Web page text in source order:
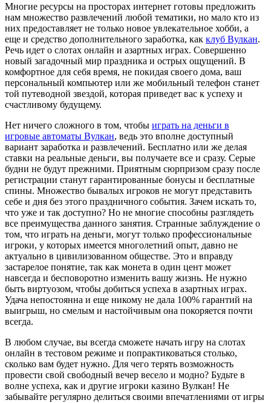
Многие ресурсы на просторах интернет готовы предложить
нам множество развлечений любой тематики, но мало кто из
них предоставляет не только новое увлекательное хобби, а
еще и средство дополнительного заработка, как клуб Вулкан.
Речь идет о слотах онлайн и азартных играх. Совершенно
новый загадочный мир праздника и острых ощущений. В
комфортное для себя время, не покидая своего дома, ваш
персональный компьютер или же мобильный телефон станет
той путеводной звездой, которая приведет вас к успеху и
счастливому будущему.
Нет ничего сложного в том, чтобы играть на деньги в
игровые автоматы Вулкан, ведь это вполне доступный
вариант заработка и развлечений. Бесплатно или же делая
ставки на реальные деньги, вы получаете все и сразу. Серые
будни не будут прежними. Приятным сюрпризом сразу после
регистрации станут гарантированные бонусы и бесплатные
спины. Множество бывалых игроков не могут представить
себе и дня без этого праздничного события. Зачем искать то,
что уже и так доступно? Но не многие способны разглядеть
все преимущества данного занятия. Странные заблуждение о
том, что играть на деньги, могут только профессиональные
игроки, у которых имеется многолетний опыт, давно не
актуально в цивилизованном обществе. Это и вправду
застарелое понятие, так как монета в один цент может
навсегда и бесповоротно изменить вашу жизнь. Не нужно
быть виртуозом, чтобы добиться успеха в азартных играх.
Удача непостоянна и еще никому не дала 100% гарантий на
выигрыш, но смелым и настойчивым она покоряется почти
всегда.
В любом случае, вы всегда сможете начать игру на слотах
онлайн в тестовом режиме и попрактиковаться столько,
сколько вам будет нужно. Для чего терять возможность
провести свой свободный вечер весело и модно? Будьте в
волне успеха, как и другие игроки казино Вулкан! Не
забывайте регулярно делиться своими впечатлениями от игры